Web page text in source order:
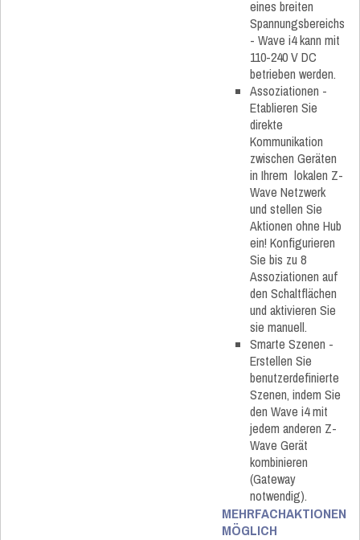
eines breiten
Spannungsbereichs
- Wave i4 kann mit
110-240 V DC
betrieben werden.
Assoziationen -
Etablieren Sie
direkte
Kommunikation
zwischen Geräten
in Ihrem lokalen Z-
Wave Netzwerk
und stellen Sie
Aktionen ohne Hub
ein! Konfigurieren
Sie bis zu 8
Assoziationen auf
den Schaltflächen
und aktivieren Sie
sie manuell.
Smarte Szenen -
Erstellen Sie
benutzerdefinierte
Szenen, indem Sie
den Wave i4 mit
jedem anderen Z-
Wave Gerät
kombinieren
(Gateway
notwendig).
MEHRFACHAKTIONEN​
MÖGLICH